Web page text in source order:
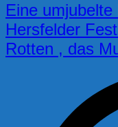
Eine
Hersfelder
Rotten , das